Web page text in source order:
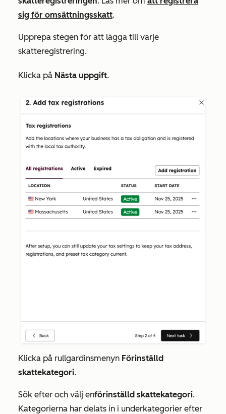
sig för omsättningsskatt.
Upprepa stegen för att lägga till varje
skatteregistrering.
Klicka på Nästa uppgift.
Klicka på rullgardinsmenyn Förinställd
skattekategori.
Sök efter och välj enförinställd skattekategori.
Kategorierna har delats in i underkategorier efter